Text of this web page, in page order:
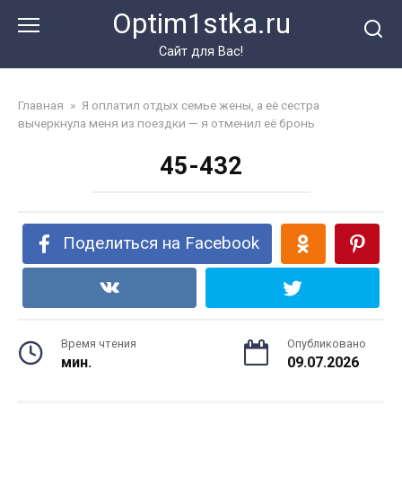
Optim1stka.ru
Сайт для Вас!
Главная » Я оплатил отдых семье жены, а её сестра
вычеркнула меня из поездки — я отменил её бронь
45-432
Поделиться на Facebook
Время чтения
мин.
Опубликовано
09.07.2026